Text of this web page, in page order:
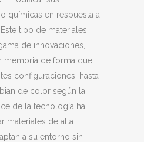
químicas en respuesta a
tipo de materiales
de innovaciones,
memoria de forma que
configuraciones, hasta
de color según la
de la tecnología ha
materiales de alta
a su entorno sin